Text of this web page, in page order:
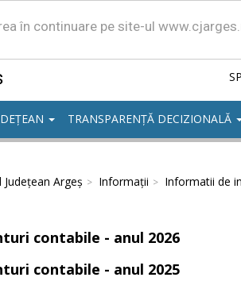
în continuare pe site-ul
TRANSPARENȚĂ DECIZIONALĂ
Județean Argeș Informații Informatii de
contabile - anul 2026
contabile - anul 2025